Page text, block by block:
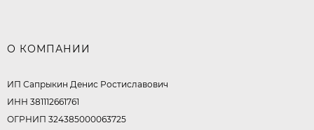
О КОМПАНИИ
ИП Сапрыкин Денис Ростиславович
ИНН 381112661761
ОГРНИП 324385000063725